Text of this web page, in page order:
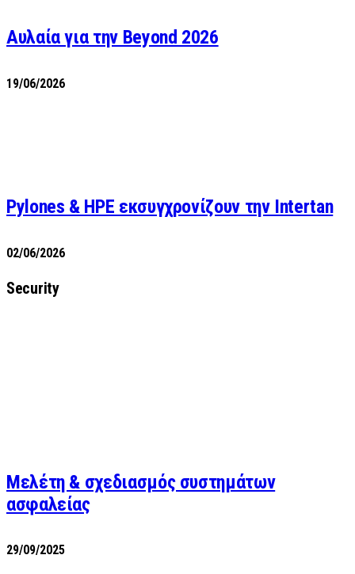
Αυλαία για την Beyond 2026
19/06/2026
Pylones & HPE εκσυγχρονίζουν την Intertan
02/06/2026
Security
Μελέτη & σχεδιασμός συστημάτων
ασφαλείας
29/09/2025